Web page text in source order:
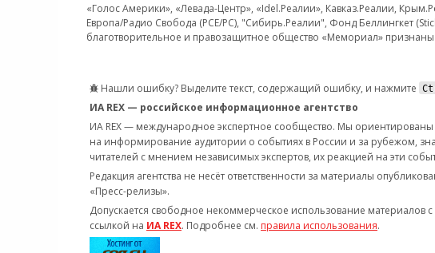
«Голос Америки», «Левада-Центр», «Idel.Реалии», Кавказ.Реалии,
Европа/Радио Свобода (PCE/PC), "Сибирь.Реалии", Фонд Беллингкет
благотворительное и правозащитное общество «Мемориал»
Нашли ошибку? Выделите текст, содержащий ошибку, и нажмите
ИА REX — российское информационное агентство
ИА REX — международное экспертное сообщество. Мы ориентированы
на информирование аудитории о событиях в России и за рубежом,
читателей с мнением независимых экспертов, их реакцией на эти
Редакция агентства не несёт ответственности за материалы
«Пресс-релизы».
Допускается свободное некоммерческое использование материалов
ссылкой на ИА REX. Подробнее см. правила использования.